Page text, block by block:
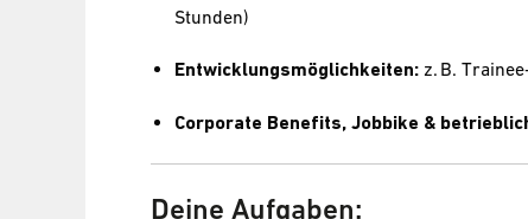
Stunden)
Entwicklungsmöglichkeiten: z. B.
Corporate Benefits, Jobbike &
Deine Aufgaben: